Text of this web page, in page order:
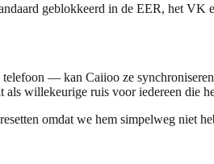
geblokkeerd in de EER, het VK
— kan Caiioo ze
willekeurige ruis voor iedereen die
omdat we hem simpelweg niet